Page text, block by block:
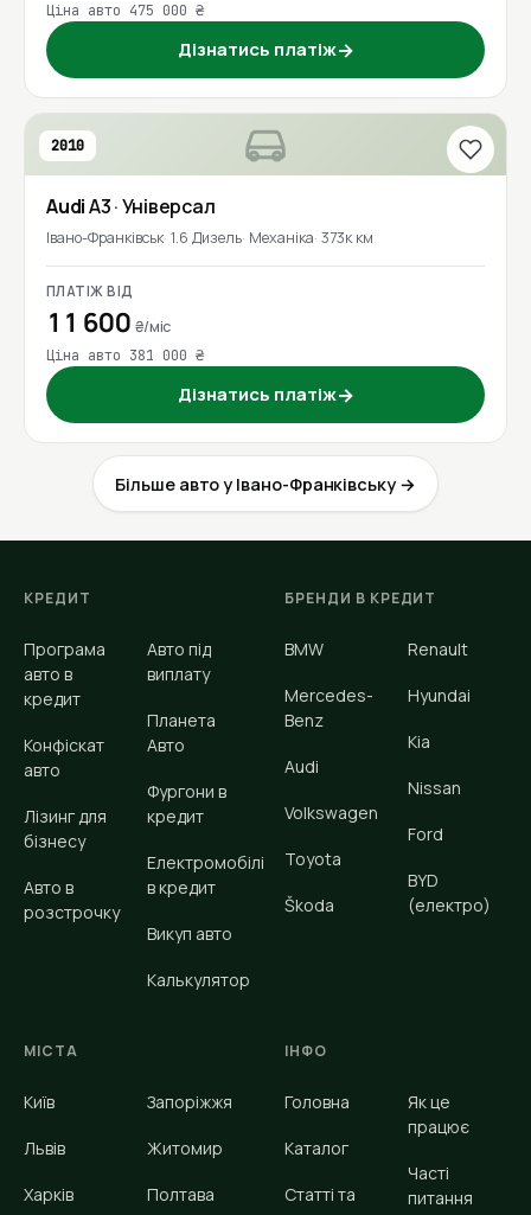
Ціна авто 475 000 ₴
Дізнатись платіж→
2010
AudiA3· Універсал
Івано-Франківськ 1.6 Дизель Механіка 373к км
ПЛАТІЖ ВІД
11 600 ₴/міс
Ціна авто 381 000 ₴
Дізнатись платіж→
Більше авто у Івано-Франківську →
КРЕДИТ
Програма
авто в
кредит
Конфіскат
авто
Лізинг для
бізнесу
Авто в
розстрочку
Авто під
виплату
Планета
Авто
Фургони в
кредит
Електромобілі
в кредит
Викуп авто
Калькулятор
БРЕНДИ В КРЕДИТ
BMW
Mercedes-
Benz
Audi
Volkswagen
Toyota
Škoda
Renault
Hyundai
Kia
Nissan
Ford
BYD
(електро)
МІСТА
Київ
Львів
Харків
Запоріжжя
Житомир
Полтава
ІНФО
Головна
Каталог
Статті та
Як це
працює
Часті
питання